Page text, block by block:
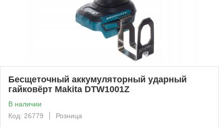
Бесщеточный аккумуляторный ударный
гайковёрт Makita DTW1001Z
В наличии
Код: 26779
Розница